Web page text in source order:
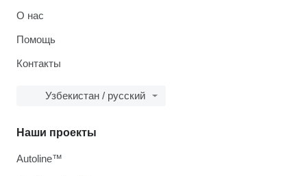
О нас
Помощь
Контакты
Узбекистан / русский
Наши проекты
Autoline™